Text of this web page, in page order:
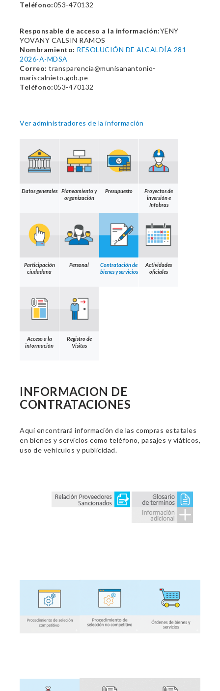
Teléfono:053-470132
Responsable de acceso a la información:YENY
YOVANY CALSIN RAMOS
Nombramiento: RESOLUCIÓN DE ALCALDÍA 281-
2026-A-MDSA
Correo: transparencia@munisanantonio-
mariscalnieto.gob.pe
Teléfono:053-470132
Ver administradores de la información
Datos generales
Planeamiento y
organización
Presupuesto
Proyectos de
inversión e
Infobras
Participación
ciudadana
Personal
Contratación de
bienes y servicios
Actividades
oficiales
Acceso a la
información
Registro de
Visitas
INFORMACION DE
CONTRATACIONES
Aquí encontrará información de las compras estatales
en bienes y servicios como teléfono, pasajes y viáticos,
uso de vehículos y publicidad.